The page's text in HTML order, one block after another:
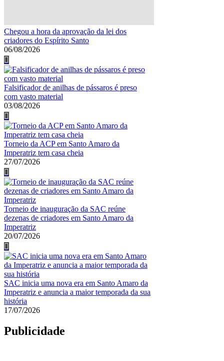
Chegou a hora da aprovação da lei dos
criadores do Espírito Santo
06/08/2026
Falsificador de anilhas de pássaros é preso
com vasto material
03/08/2026
Torneio da ACP em Santo Amaro da
Imperatriz tem casa cheia
27/07/2026
Torneio de inauguração da SAC reúne
dezenas de criadores em Santo Amaro da
Imperatriz
20/07/2026
SAC inicia uma nova era em Santo Amaro da
Imperatriz e anuncia a maior temporada da sua
história
17/07/2026
Publicidade